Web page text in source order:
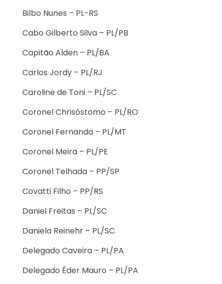
Bilbo Nunes – PL-RS
Cabo Gilberto Silva – PL/PB
Capitão Alden – PL/BA
Carlos Jordy – PL/RJ
Caroline de Toni – PL/SC
Coronel Chrisóstomo – PL/RO
Coronel Fernanda – PL/MT
Coronel Meira – PL/PE
Coronel Telhada – PP/SP
Covatti Filho – PP/RS
Daniel Freitas – PL/SC
Daniela Reinehr – PL/SC
Delegado Caveira – PL/PA
Delegado Éder Mauro – PL/PA